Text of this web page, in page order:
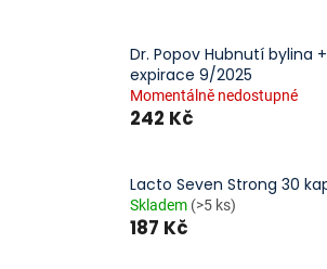
Dr. Popov Hubnutí bylina
expirace 9/2025
Momentálně nedostupné
242 Kč
Lacto Seven Strong 30
Skladem (>5 ks)
187 Kč